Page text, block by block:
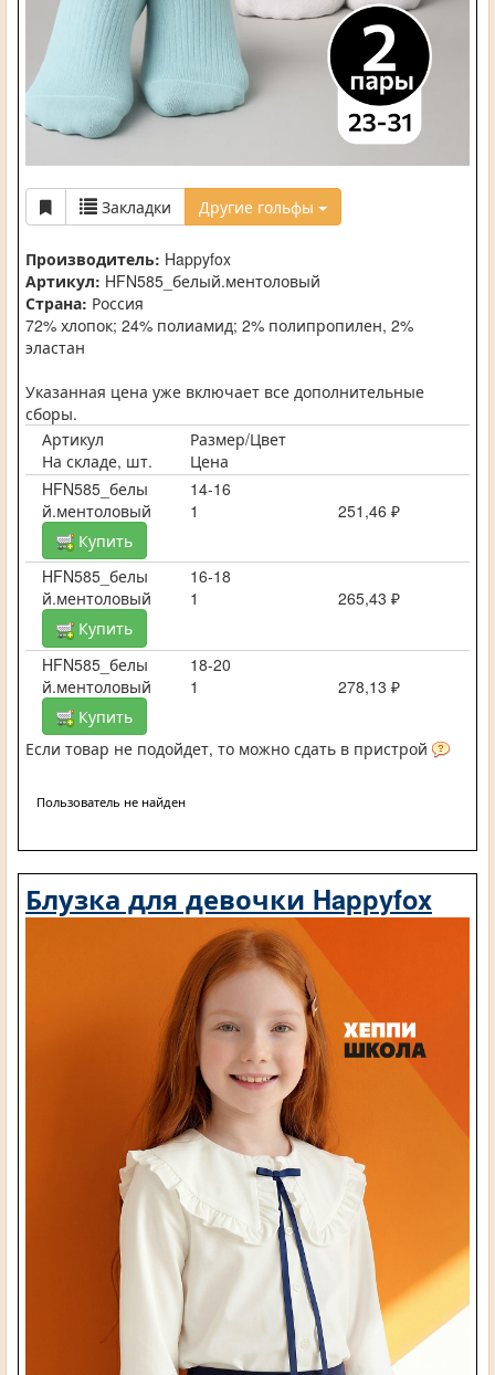
Закладки Другие гольфы
Производитель: Happyfox
Артикул: HFN585_белый.ментоловый
Страна: Россия
72% хлопок; 24% полиамид; 2% полипропилен, 2%
эластан
Указанная цена уже включает все дополнительные
сборы.
Артикул
Размер/Цвет
На складе, шт.
Цена
HFN585_белы
й.ментоловый
14-16
1
251,46 ₽
Купить
HFN585_белы
й.ментоловый
16-18
1
265,43 ₽
Купить
HFN585_белы
й.ментоловый
18-20
1
278,13 ₽
Купить
Если товар не подойдет, то можно сдать в пристрой
Пользователь не найден
Блузка для девочки Happyfox